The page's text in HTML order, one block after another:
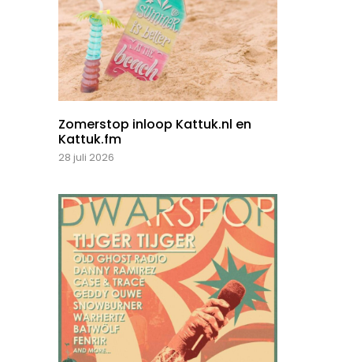
Zomerstop inloop Kattuk.nl en
Kattuk.fm
28 juli 2026